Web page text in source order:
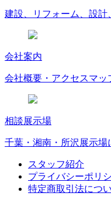
建設、リフォーム、設計
会社案内
会社概要・アクセスマッ
相談展示場
千葉・湘南・所沢展示場
スタッフ紹介
プライバシーポリ
特定商取引法につ